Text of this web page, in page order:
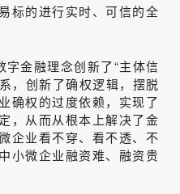
标的进行实时、可信的全
金融理念创新了“主体信
，创新了确权逻辑，摆脱
确权的过度依赖，实现了
，从而从根本上解决了金
企业看不穿、看不透、不
小微企业融资难、融资贵